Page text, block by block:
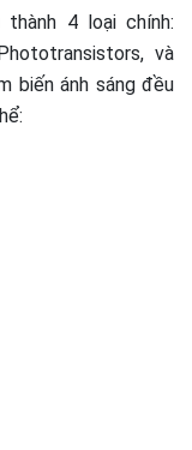
thành 4 loại chính:
và
biến ánh sáng đều